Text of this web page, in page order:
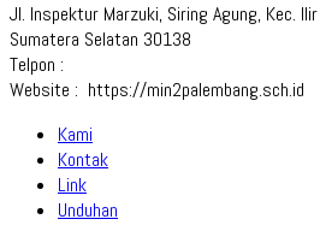
Jl. Inspektur Marzuki, Siring Agung, Kec.
Sumatera Selatan 30138
Telpon :
Website : https://min2palembang.sch.id
Kami
Kontak
Link
Unduhan